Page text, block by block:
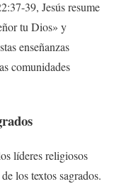
39, Jesús resume
tu Dios» y
enseñanzas
comunidades
líderes religiosos
los textos sagrados.